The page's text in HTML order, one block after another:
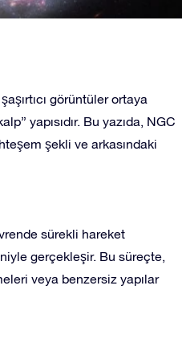
görüntüler ortaya
yapısıdır. Bu yazıda, NGC
şekli ve arkasındaki
sürekli hareket
gerçekleşir. Bu süreçte,
veya benzersiz yapılar